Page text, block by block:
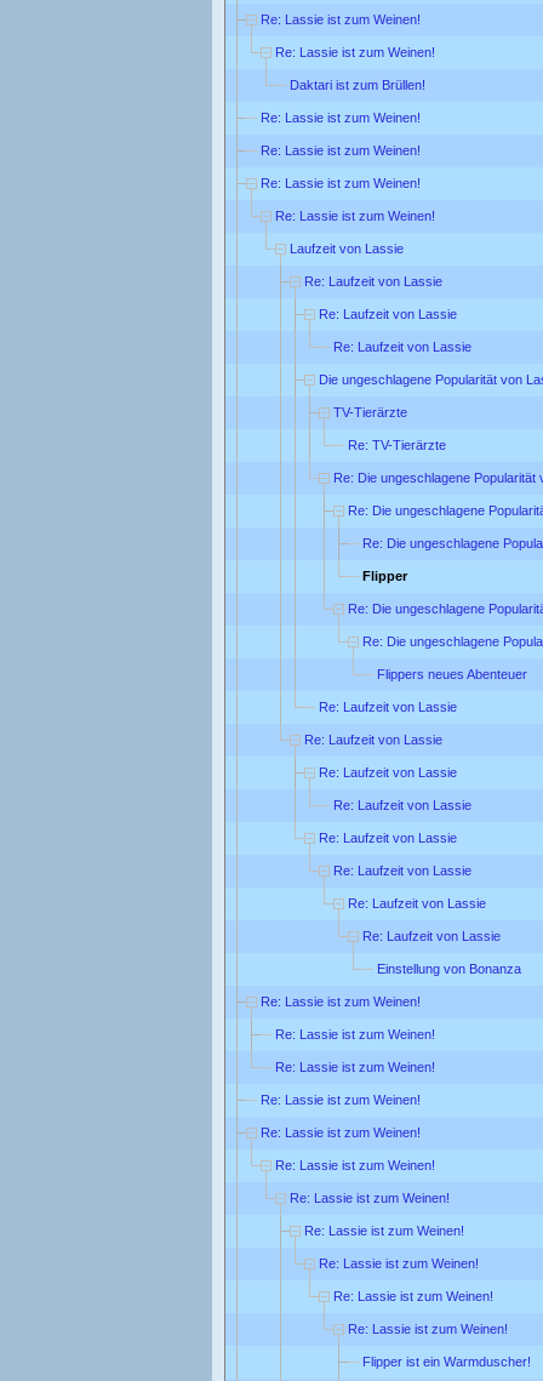
Re: Lassie ist zum Weinen!
Re: Lassie ist zum Weinen!
Daktari ist zum Brüllen!
Re: Lassie ist zum Weinen!
Re: Lassie ist zum Weinen!
Re: Lassie ist zum Weinen!
Re: Lassie ist zum Weinen!
Laufzeit von Lassie
Re: Laufzeit von Lassie
Re: Laufzeit von Lassie
Re: Laufzeit von Lassie
Die ungeschlagene Popularität von
TV-Tierärzte
Re: TV-Tierärzte
Re: Die ungeschlagene Popularität
Re: Die ungeschlagene
Re: Die ungeschlagene
Flipper
Re: Die ungeschlagene
Re: Die ungeschlagene
Flippers neues Abenteuer
Re: Laufzeit von Lassie
Re: Laufzeit von Lassie
Re: Laufzeit von Lassie
Re: Laufzeit von Lassie
Re: Laufzeit von Lassie
Re: Laufzeit von Lassie
Re: Laufzeit von Lassie
Re: Laufzeit von Lassie
Einstellung von Bonanza
Re: Lassie ist zum Weinen!
Re: Lassie ist zum Weinen!
Re: Lassie ist zum Weinen!
Re: Lassie ist zum Weinen!
Re: Lassie ist zum Weinen!
Re: Lassie ist zum Weinen!
Re: Lassie ist zum Weinen!
Re: Lassie ist zum Weinen!
Re: Lassie ist zum Weinen!
Re: Lassie ist zum Weinen!
Re: Lassie ist zum Weinen!
Flipper ist ein Warmduscher!